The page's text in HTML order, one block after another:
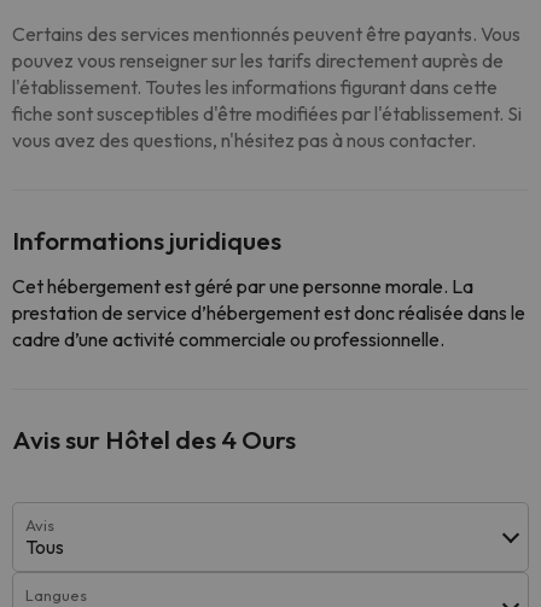
Certains des services mentionnés peuvent être payants. Vous
pouvez vous renseigner sur les tarifs directement auprès de
l'établissement. Toutes les informations figurant dans cette
fiche sont susceptibles d'être modifiées par l'établissement. Si
vous avez des questions, n'hésitez pas à nous contacter.
Informations juridiques
Cet hébergement est géré par une personne morale. La
prestation de service d’hébergement est donc réalisée dans le
cadre d’une activité commerciale ou professionnelle.
Avis sur Hôtel des 4 Ours
Avis
Tous
Langues